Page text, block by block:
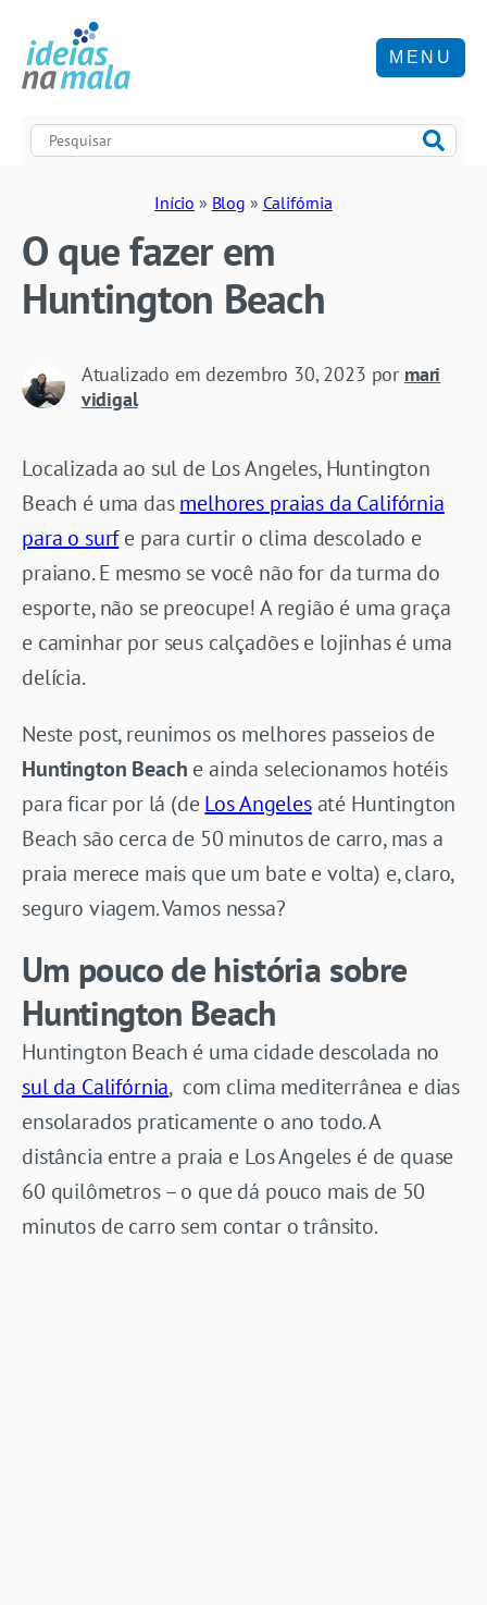
MENU
Início » Blog » Califórnia
O que fazer em
Huntington Beach
Atualizado em dezembro 30, 2023 por mari
vidigal
Localizada ao sul de Los Angeles, Huntington
Beach é uma dasmelhores praias da Califórnia
para o surfe para curtir o clima descolado e
praiano. E mesmo se você não for da turma do
esporte, não se preocupe! A região é uma graça
e caminhar por seus calçadões e lojinhas é uma
delícia.
Neste post, reunimos os melhores passeios de
Huntington Beach e ainda selecionamos hotéis
para ficar por lá (deLos Angelesaté Huntington
Beach são cerca de 50 minutos de carro, mas a
praia merece mais que um bate e volta) e, claro,
seguro viagem. Vamos nessa?
Um pouco de história sobre
Huntington Beach
Huntington Beach é uma cidade descolada no
sul da Califórnia, com clima mediterrânea e dias
ensolarados praticamente o ano todo. A
distância entre a praia e Los Angeles é de quase
60 quilômetros – o que dá pouco mais de 50
minutos de carro sem contar o trânsito.